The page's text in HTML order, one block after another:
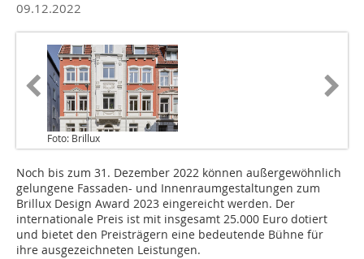
09.12.2022
Foto: Brillux
Noch bis zum 31. Dezember 2022 können außergewöhnlich
gelungene Fassaden- und Innenraumgestaltungen zum
Brillux Design Award 2023 eingereicht werden. Der
internationale Preis ist mit insgesamt 25.000 Euro dotiert
und bietet den Preisträgern eine bedeutende Bühne für
ihre ausgezeichneten Leistungen.